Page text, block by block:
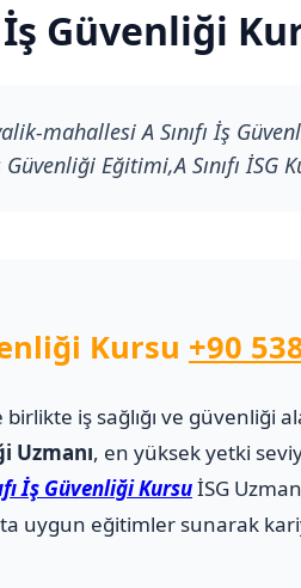
Güvenliği
mahallesi A Sınıfı İş
Eğitimi,A Sınıfı İSG
Kursu +90
iş sağlığı ve güvenliği
Uzmanı, en yüksek yetki
İş Güvenliği KursuİSG
uygun eğitimler sunarak